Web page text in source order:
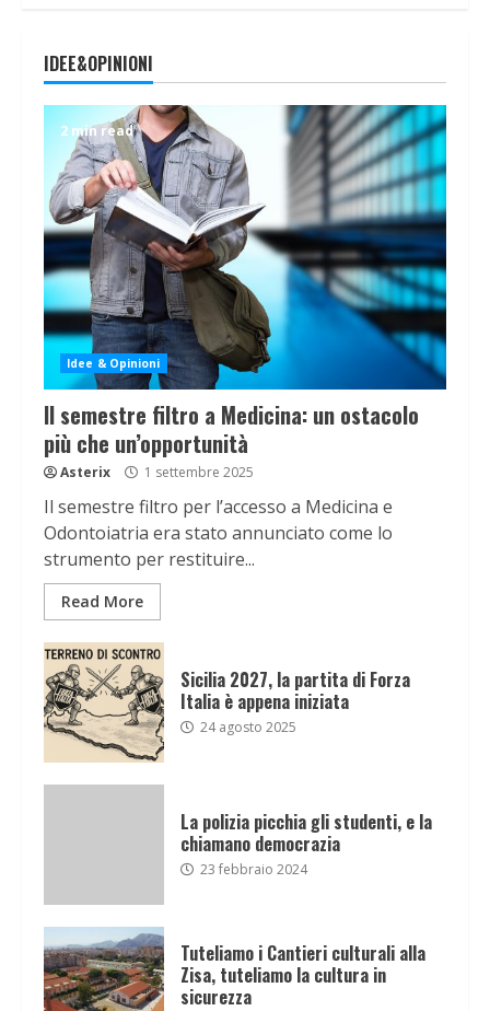
IDEE&OPINIONI
2 min read
Idee & Opinioni
Il semestre filtro a Medicina: un ostacolo
più che un’opportunità
Asterix 1 settembre 2025
Il semestre filtro per l’accesso a Medicina e
Odontoiatria era stato annunciato come lo
strumento per restituire...
Read More
Sicilia 2027, la partita di Forza
Italia è appena iniziata
24 agosto 2025
La polizia picchia gli studenti, e la
chiamano democrazia
23 febbraio 2024
Tuteliamo i Cantieri culturali alla
Zisa, tuteliamo la cultura in
sicurezza